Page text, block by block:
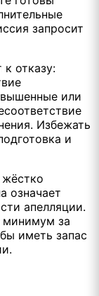
запросит
отказу:
или
Избежать
и
означает
апелляции.
минимум за
иметь запас